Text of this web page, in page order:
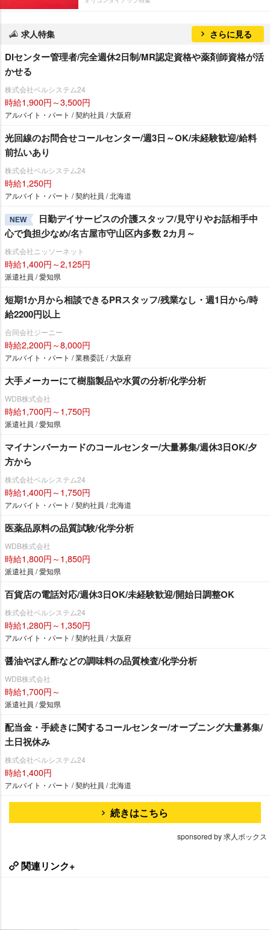
求人特集 さらに見る
DIセンター管理者/完全週休2日制/MR認定資格や薬剤師資格が活
かせる
株式会社ベルシステム24
時給1,900円～3,500円
アルバイト・パート / 契約社員 / 大阪府
光回線のお問合せコールセンター/週3日～OK/未経験歓迎/給料
前払いあり
株式会社ベルシステム24
時給1,250円
アルバイト・パート / 契約社員 / 北海道
NEW
日勤デイサービスの介護スタッフ/見守りやお話相手中
心で負担少なめ/名古屋市守山区内多数 2カ月～
株式会社ニッソーネット
時給1,400円～2,125円
派遣社員 / 愛知県
短期1か月から相談できるPRスタッフ/残業なし・週1日から/時
給2200円以上
合同会社ジーニー
時給2,200円～8,000円
アルバイト・パート / 業務委託 / 大阪府
大手メーカーにて樹脂製品や水質の分析/化学分析
WDB株式会社
時給1,700円～1,750円
派遣社員 / 愛知県
マイナンバーカードのコールセンター/大量募集/週休3日OK/夕
方から
株式会社ベルシステム24
時給1,400円～1,750円
アルバイト・パート / 契約社員 / 北海道
医薬品原料の品質試験/化学分析
WDB株式会社
時給1,800円～1,850円
派遣社員 / 愛知県
百貨店の電話対応/週休3日OK/未経験歓迎/開始日調整OK
株式会社ベルシステム24
時給1,280円～1,350円
アルバイト・パート / 契約社員 / 大阪府
醤油やぽん酢などの調味料の品質検査/化学分析
WDB株式会社
時給1,700円～
派遣社員 / 愛知県
配当金・手続きに関するコールセンター/オープニング大量募集/
土日祝休み
株式会社ベルシステム24
時給1,400円
アルバイト・パート / 契約社員 / 北海道
続きはこちら
sponsored by 求人ボックス
関連リンク+